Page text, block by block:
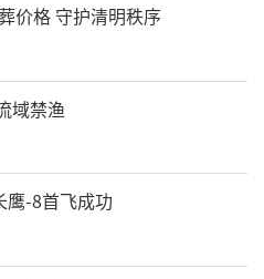
价格 守护清明秩序
域禁渔
鹰-8首飞成功